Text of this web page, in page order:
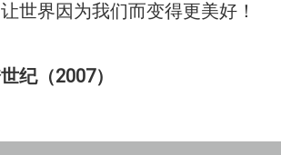
世界因为我们而变得更美好！
纪（2007）